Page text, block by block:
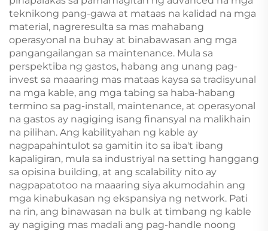
teknikong pang-gawa at mataas na kalidad na mga
material, nagreresulta sa mas mahabang
operasyonal na buhay at binabawasan ang mga
pangangailangan sa maintenance. Mula sa
perspektiba ng gastos, habang ang unang pag-
invest sa maaaring mas mataas kaysa sa tradisyunal
na mga kable, ang mga tabing sa haba-habang
termino sa pag-install, maintenance, at operasyonal
na gastos ay nagiging isang finansyal na malikhain
na pilihan. Ang kabilityahan ng kable ay
nagpapahintulot sa gamitin ito sa iba't ibang
kapaligiran, mula sa industriyal na setting hanggang
sa opisina building, at ang scalability nito ay
nagpapatotoo na maaaring siya akumodahin ang
mga kinabukasan ng ekspansiya ng network. Pati
na rin, ang binawasan na bulk at timbang ng kable
ay nagiging mas madali ang pag-handle noong